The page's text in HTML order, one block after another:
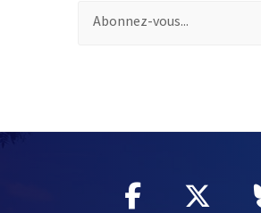
Pour vous inscrire à la
Facebook
, Ouvre ,